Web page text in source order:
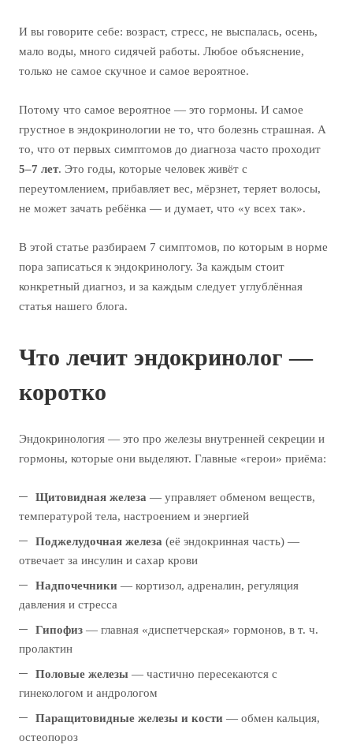
И вы говорите себе: возраст, стресс, не выспалась, осень,
мало воды, много сидячей работы. Любое объяснение,
только не самое скучное и самое вероятное.
Потому что самое вероятное — это гормоны. И самое
грустное в эндокринологии не то, что болезнь страшная. А
то, что от первых симптомов до диагноза часто проходит
5–7 лет. Это годы, которые человек живёт с
переутомлением, прибавляет вес, мёрзнет, теряет волосы,
не может зачать ребёнка — и думает, что «у всех так».
В этой статье разбираем 7 симптомов, по которым в норме
пора записаться к эндокринологу. За каждым стоит
конкретный диагноз, и за каждым следует углублённая
статья нашего блога.
Что лечит эндокринолог —
коротко
Эндокринология — это про железы внутренней секреции и
гормоны, которые они выделяют. Главные «герои» приёма:
Щитовидная железа — управляет обменом веществ,
температурой тела, настроением и энергией
Поджелудочная железа (её эндокринная часть) —
отвечает за инсулин и сахар крови
Надпочечники — кортизол, адреналин, регуляция
давления и стресса
Гипофиз — главная «диспетчерская» гормонов, в т. ч.
пролактин
Половые железы — частично пересекаются с
гинекологом и андрологом
Паращитовидные железы и кости — обмен кальция,
остеопороз